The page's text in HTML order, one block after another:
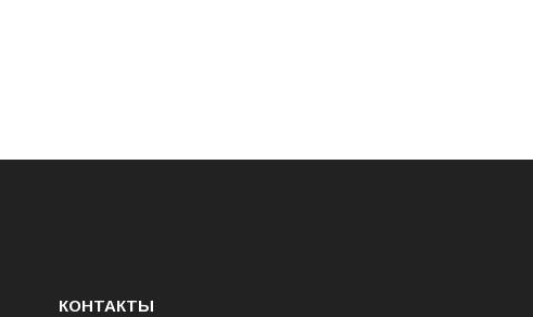
КОНТАКТЫ